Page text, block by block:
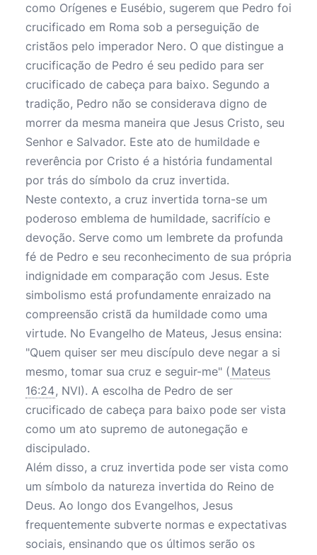
como Orígenes e Eusébio, sugerem que Pedro foi
crucificado em Roma sob a perseguição de
cristãos pelo imperador Nero. O que distingue a
crucificação de Pedro é seu pedido para ser
crucificado de cabeça para baixo. Segundo a
tradição, Pedro não se considerava digno de
morrer da mesma maneira que Jesus Cristo, seu
Senhor e Salvador. Este ato de humildade e
reverência por Cristo é a história fundamental
por trás do símbolo da cruz invertida.
Neste contexto, a cruz invertida torna-se um
poderoso emblema de humildade, sacrifício e
devoção. Serve como um lembrete da profunda
fé de Pedro e seu reconhecimento de sua própria
indignidade em comparação com Jesus. Este
simbolismo está profundamente enraizado na
compreensão cristã da humildade como uma
virtude. No Evangelho de Mateus, Jesus ensina:
"Quem quiser ser meu discípulo deve negar a si
mesmo, tomar sua cruz e seguir-me" ( Mateus
16:24, NVI). A escolha de Pedro de ser
crucificado de cabeça para baixo pode ser vista
como um ato supremo de autonegação e
discipulado.
Além disso, a cruz invertida pode ser vista como
um símbolo da natureza invertida do Reino de
Deus. Ao longo dos Evangelhos, Jesus
frequentemente subverte normas e expectativas
sociais, ensinando que os últimos serão os